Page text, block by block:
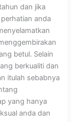
dan jika
anda
betul. Selain
berkualiti dan
itulah sebabnya
yang hanya
anda dan